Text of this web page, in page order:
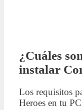
¿Cuáles
instalar
Los requisitos
Heroes en tu